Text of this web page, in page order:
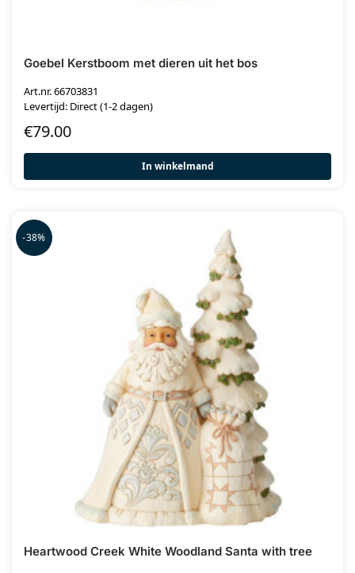
Goebel Kerstboom met dieren uit het bos
Art.nr. 66703831
Levertijd: Direct (1-2 dagen)
€79.00
In winkelmand
-38%
Heartwood Creek White Woodland Santa with tree